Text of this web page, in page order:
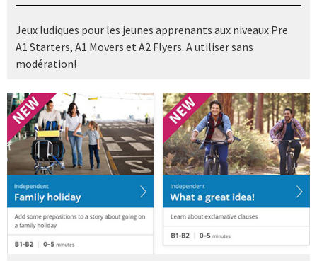
Jeux ludiques pour les jeunes apprenants aux niveaux Pre
A1 Starters, A1 Movers et A2 Flyers. A utiliser sans
modération!